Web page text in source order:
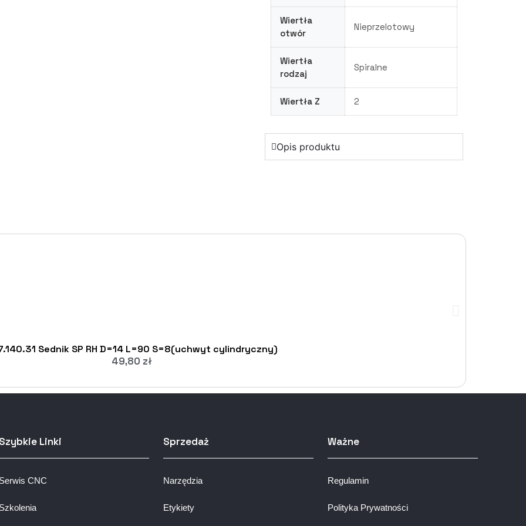
Wiertła
otwór
Nieprzelotowy
Wiertła
rodzaj
Spiralne
Wiertła Z 2
Opis produktu
Sednik SP RH D=14 L=90 S=8(uchwyt cylindryczny)
49,80 zł
Linki
CNC
Sprzedaż
Narzędzia
Etykiety
Ważne
Regulamin
Polityka Prywatności